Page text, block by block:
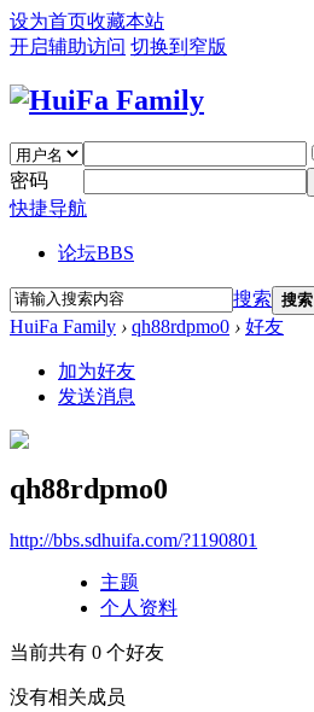
设为首页收藏本站
开启辅助访问 切换到窄版
密码
快捷导航
论坛BBS
搜索 搜索
HuiFa Family › qh88rdpmo0 › 好友
加为好友
发送消息
qh88rdpmo0
http://bbs.sdhuifa.com/?1190801
主题
个人资料
当前共有 0 个好友
没有相关成员